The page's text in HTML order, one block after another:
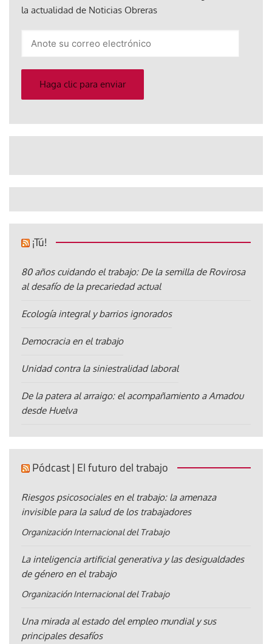
la actualidad de Noticias Obreras
electrónico
Haga clic para enviar
¡Tú!
80 años cuidando el trabajo: De la semilla de Rovirosa
al desafío de la precariedad actual
Ecología integral y barrios ignorados
Democracia en el trabajo
Unidad contra la siniestralidad laboral
De la patera al arraigo: el acompañamiento a Amadou
desde Huelva
Pódcast | El futuro del trabajo
Riesgos psicosociales en el trabajo: la amenaza
invisible para la salud de los trabajadores
Organización Internacional del Trabajo
La inteligencia artificial generativa y las desigualdades
de género en el trabajo
Organización Internacional del Trabajo
Una mirada al estado del empleo mundial y sus
principales desafíos